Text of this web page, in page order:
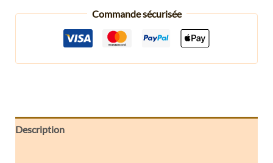
Commande sécurisée
Description